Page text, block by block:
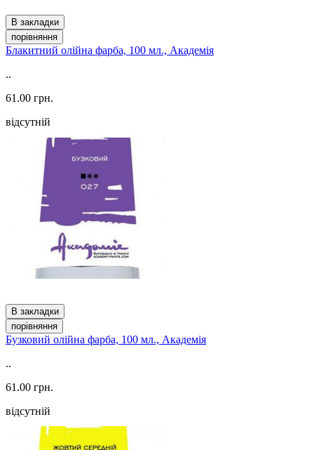
В закладки
порівняння
Блакитний олійна фарба, 100 мл., Академія
..
61.00 грн.
відсутній
В закладки
порівняння
Бузковий олійна фарба, 100 мл., Академія
..
61.00 грн.
відсутній